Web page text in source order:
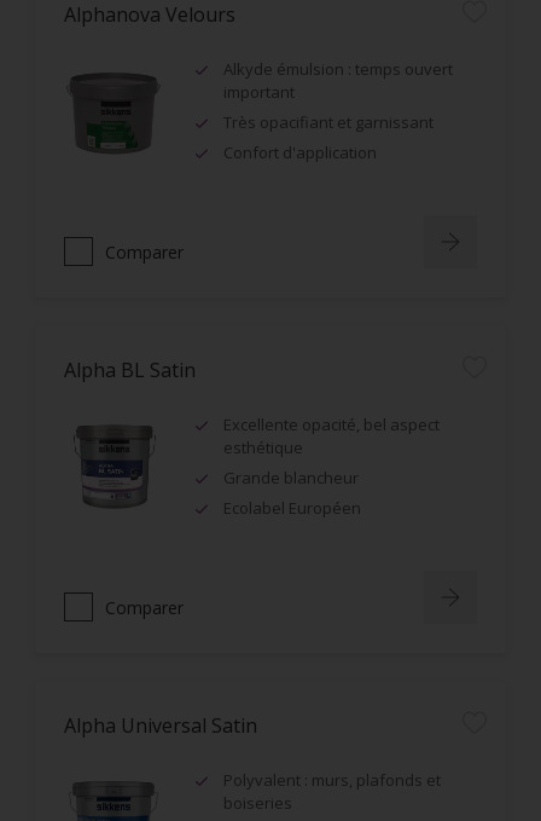
Alphanova Velours
Alkyde émulsion : temps ouvert
important
Très opacifiant et garnissant
Confort d'application
Comparer
Alpha BL Satin
Excellente opacité, bel aspect
esthétique
Grande blancheur
Ecolabel Européen
Comparer
Alpha Universal Satin
Polyvalent : murs, plafonds et
boiseries